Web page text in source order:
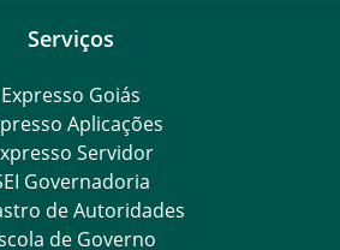
Serviços
Expresso Goiás
Aplicações
Servidor
Governadoria
de Autoridades
de Governo